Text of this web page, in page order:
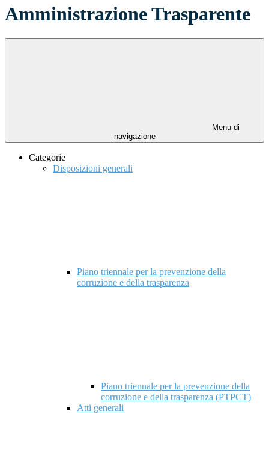
Amministrazione Trasparente
Menu di
navigazione
Categorie
Disposizioni generali
Piano triennale per la prevenzione della
corruzione e della trasparenza
Piano triennale per la prevenzione della
corruzione e della trasparenza (PTPCT)
Atti generali